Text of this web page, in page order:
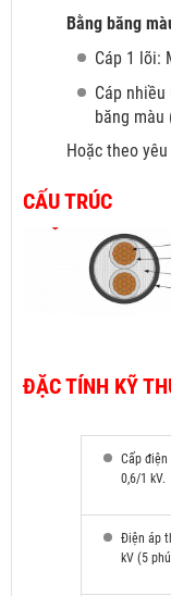
Bằng băng
Cáp 1 lõi:
Cáp
băng màu
Hoặc theo
CẤU TRÚC
ĐẶC TÍNH KỸ
Cấp điện
0,6/1 kV.
Điện áp
kV (5